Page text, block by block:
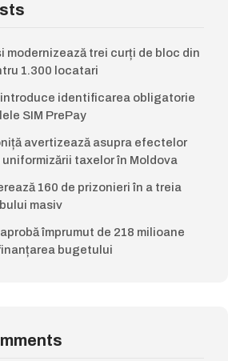
modernizează trei curți de bloc din
1.300 locatari
identificarea obligatorie
SIM PrePay
avertizează asupra efectelor
taxelor în Moldova
160 de prizonieri în a treia
masiv
împrumut de 218 milioane
bugetului